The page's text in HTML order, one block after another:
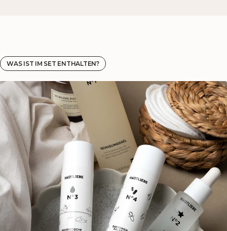
WAS IST IM SET ENTHALTEN?